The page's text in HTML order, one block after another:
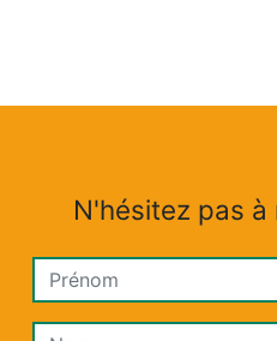
N'hésitez pas